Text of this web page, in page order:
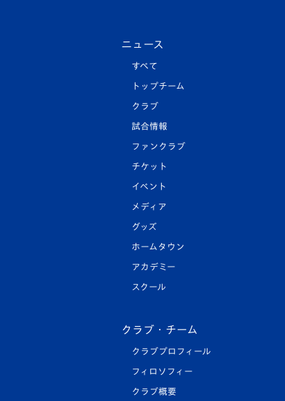
ニュース
すべて
トップチーム
クラブ
試合情報
ファンクラブ
チケット
イベント
メディア
グッズ
ホームタウン
アカデミー
スクール
クラブ・チーム
クラブプロフィール
フィロソフィー
クラブ概要